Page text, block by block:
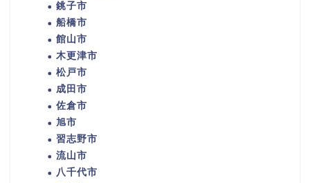
銚子市
船橋市
館山市
木更津市
松戸市
成田市
佐倉市
旭市
習志野市
流山市
八千代市